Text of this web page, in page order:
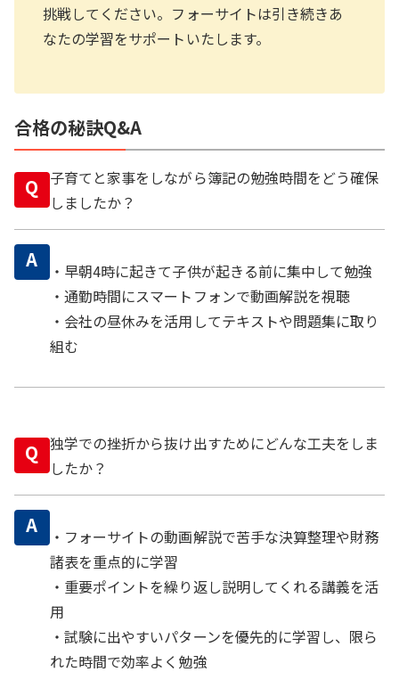
挑戦してください。フォーサイトは引き続きあ
なたの学習をサポートいたします。
合格の秘訣Q&A
Q
子育てと家事をしながら簿記の勉強時間をどう確保
しましたか？
A
・早朝4時に起きて子供が起きる前に集中して勉強
・通勤時間にスマートフォンで動画解説を視聴
・会社の昼休みを活用してテキストや問題集に取り
組む
Q
独学での挫折から抜け出すためにどんな工夫をしま
したか？
A
・フォーサイトの動画解説で苦手な決算整理や財務
諸表を重点的に学習
・重要ポイントを繰り返し説明してくれる講義を活
用
・試験に出やすいパターンを優先的に学習し、限ら
れた時間で効率よく勉強